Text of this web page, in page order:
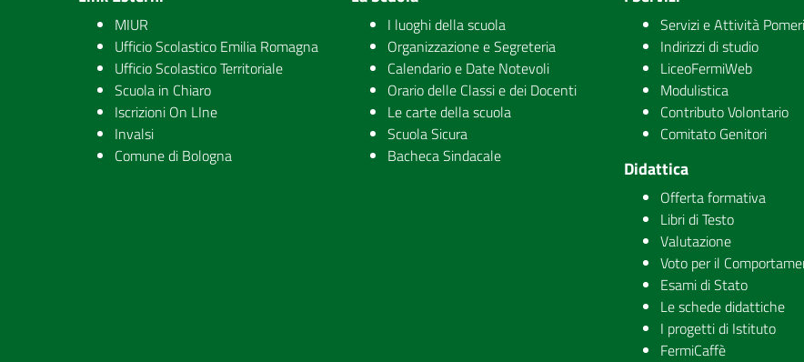
MIUR
Ufficio Scolastico Emilia Romagna
Ufficio Scolastico Territoriale
Scuola in Chiaro
Iscrizioni On LIne
Invalsi
Comune di Bologna
I luoghi della scuola
Organizzazione e Segreteria
Calendario e Date Notevoli
Orario delle Classi e dei Docenti
Le carte della scuola
Scuola Sicura
Bacheca Sindacale
Servizi e Attività
Indirizzi di studio
LiceoFermiWeb
Modulistica
Contributo Volontario
Comitato Genitori
Didattica
Offerta formativa
Libri di Testo
Valutazione
Voto per il
Esami di Stato
Le schede didattiche
I progetti di Istituto
FermiCaffè